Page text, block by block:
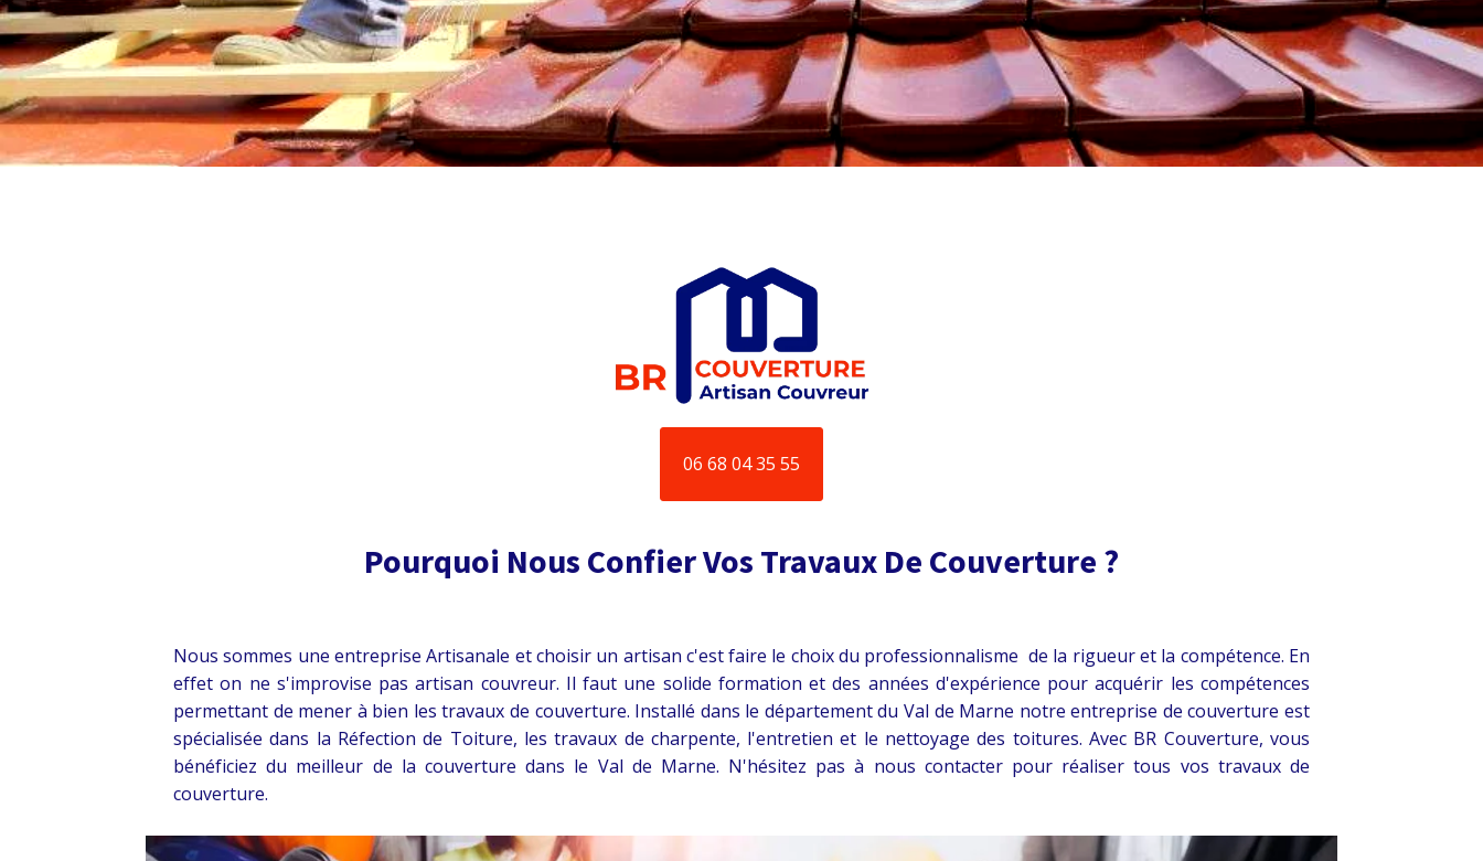
06 68 04 35 55
Pourquoi Nous Confier Vos Travaux De Couverture ?
Nous sommes une entreprise Artisanale et choisir un artisan c'est faire le choix du professionnalisme de la rigueur et la compétence. En
effet on ne s'improvise pas artisan couvreur. Il faut une solide formation et des années d'expérience pour acquérir les compétences
permettant de mener à bien les travaux de couverture. Installé dans le département du Val de Marne notre entreprise de couverture est
spécialisée dans la Réfection de Toiture, les travaux de charpente, l'entretien et le nettoyage des toitures. Avec BR Couverture, vous
bénéficiez du meilleur de la couverture dans le Val de Marne. N'hésitez pas à nous contacter pour réaliser tous vos travaux de
couverture.